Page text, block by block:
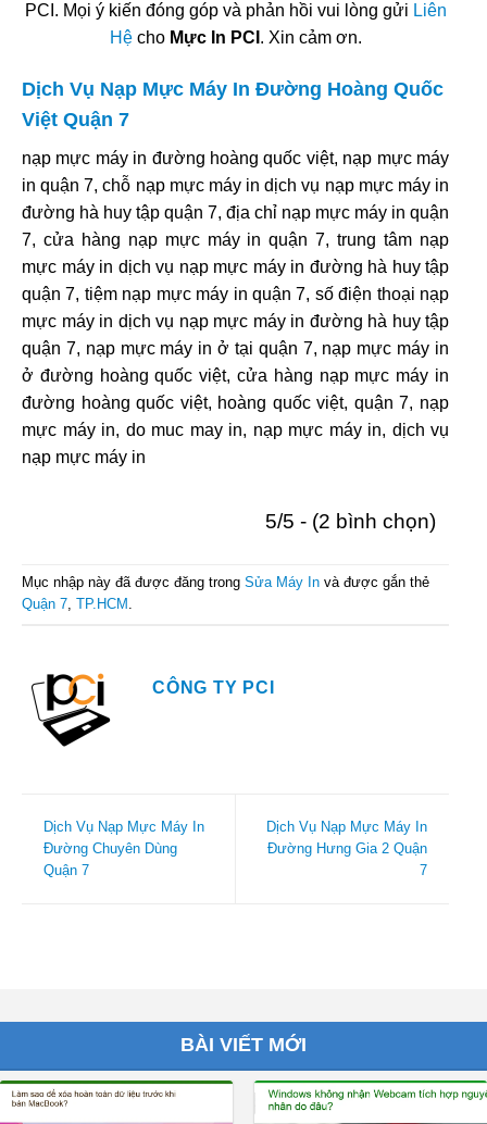
PCI. Mọi ý kiến đóng góp và phản hồi vui lòng gửi Liên
Hệcho Mực In PCI . Xin cảm ơn.
Dịch Vụ Nạp Mực Máy In Đường Hoàng Quốc
Việt Quận 7
nạp mực máy in đường hoàng quốc việt, nạp mực máy
in quận 7, chỗ nạp mực máy in dịch vụ nạp mực máy in
đường hà huy tập quận 7, địa chỉ nạp mực máy in quận
7, cửa hàng nạp mực máy in quận 7, trung tâm nạp
mực máy in dịch vụ nạp mực máy in đường hà huy tập
quận 7, tiệm nạp mực máy in quận 7, số điện thoại nạp
mực máy in dịch vụ nạp mực máy in đường hà huy tập
quận 7, nạp mực máy in ở tại quận 7, nạp mực máy in
ở đường hoàng quốc việt, cửa hàng nạp mực máy in
đường hoàng quốc việt, hoàng quốc việt, quận 7, nạp
mực máy in, do muc may in, nạp mực máy in, dịch vụ
nạp mực máy in
5/5 - (2 bình chọn)
Mục nhập này đã được đăng trong Sửa Máy In và được gắn thẻ
Quận 7, TP.HCM .
CÔNG TY PCI
Dịch Vụ Nạp Mực Máy In
Đường Chuyên Dùng
Quận 7
Dịch Vụ Nạp Mực Máy In
Đường Hưng Gia 2 Quận
7
BÀI VIẾT MỚI